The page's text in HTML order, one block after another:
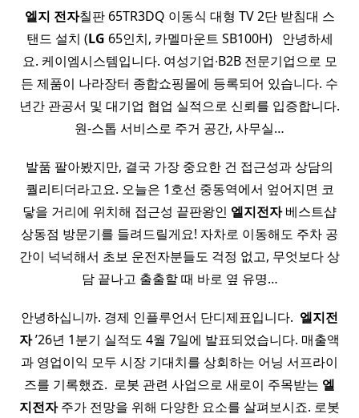
엘지 전자칠판 65TR3DQ 이동식 대형 TV 2단 받침대 스
탠드 설치 (LG 65인치, 카멜마운트 SB100H) ​ ​ 안녕하세
요. 케이엠시스템입니다. 여성기업∙B2B 전문기업으로 모
든 제품이 나라장터 종합쇼핑몰에 등록되어 있습니다. 수
년간 관공서 및 대기업 협업 실적으로 신뢰를 입증합니다.
원‑스톱 서비스로 주거 공간, 사무실…
발품 팔아봤지만, 결국 가장 중요한 건 접근성과 상담의
퀄리티더라고요. 오늘은 1호선 중동역에서 엎어지면 코
닿을 거리에 위치해 접근성 끝판왕인 엘지전자베스트샵
상동점 방문기를 들려드릴게요! 자차로 이동해도 주차 공
간이 넉넉해서 초보 운전자분들도 걱정 없고, 무엇보다 상
담 끝나고 출출할 때 바로 옆 유명…
안녕하십니까. 경제 인플루언서 단디제표입니다. ​ 엘지전
자’26년 1분기 실적도 4월 7일에 발표되었습니다. 매출액
과 영업이익 모두 시장 기대치를 상회하는 어닝 서프라이
즈를 기록했죠. ​ 로봇 관련 사업으로 새로이 주목받는 엘
지전자주가 전망을 위해 다양한 요소를 살펴보시죠. 로봇